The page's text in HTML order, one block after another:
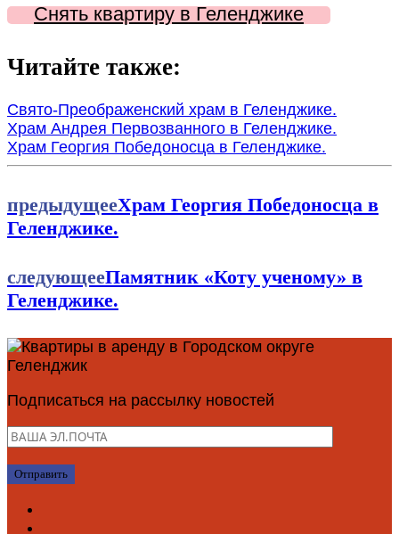
Снять квартиру в Геленджике
Читайте также:
Свято-Преображенский храм в Геленджике.
Храм Андрея Первозванного в Геленджике.
Храм Георгия Победоносца в Геленджике.
предыдущееХрам Георгия Победоносца в
Геленджике.
следующееПамятник «Коту ученому» в
Геленджике.
Подписаться на рассылку новостей